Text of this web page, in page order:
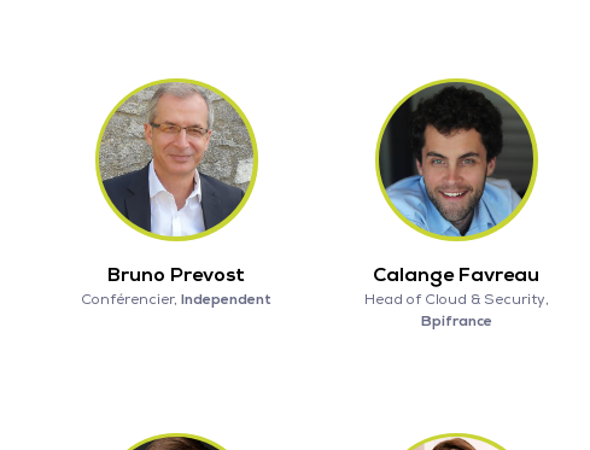
Bruno Prevost
Conférencier, Independent
Calange Favreau
Head of Cloud & Security,
Bpifrance